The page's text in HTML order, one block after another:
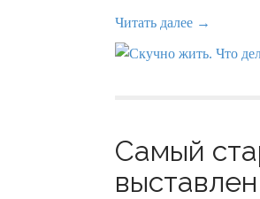
Читать далее →
Самый